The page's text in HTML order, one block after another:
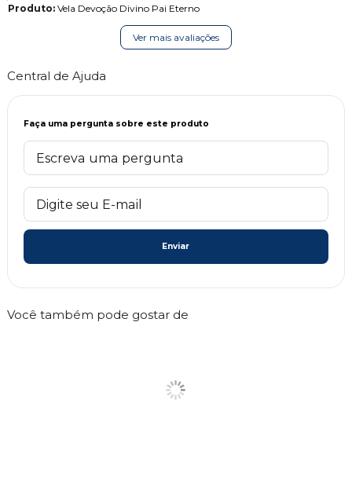
Produto:Vela Devoção Divino Pai Eterno
Ver mais avaliações
Central de Ajuda
Faça uma pergunta sobre este produto
Enviar
Você também pode gostar de